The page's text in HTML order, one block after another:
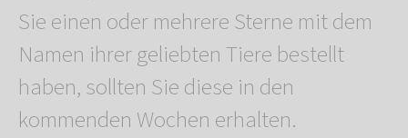
Sie einen oder mehrere Sterne mit dem
Namen ihrer geliebten Tiere bestellt
haben, sollten Sie diese in den
kommenden Wochen erhalten.